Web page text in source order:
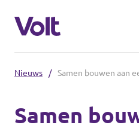
Volt gemeente
Nieuws / Samen bouwen aan
Samen